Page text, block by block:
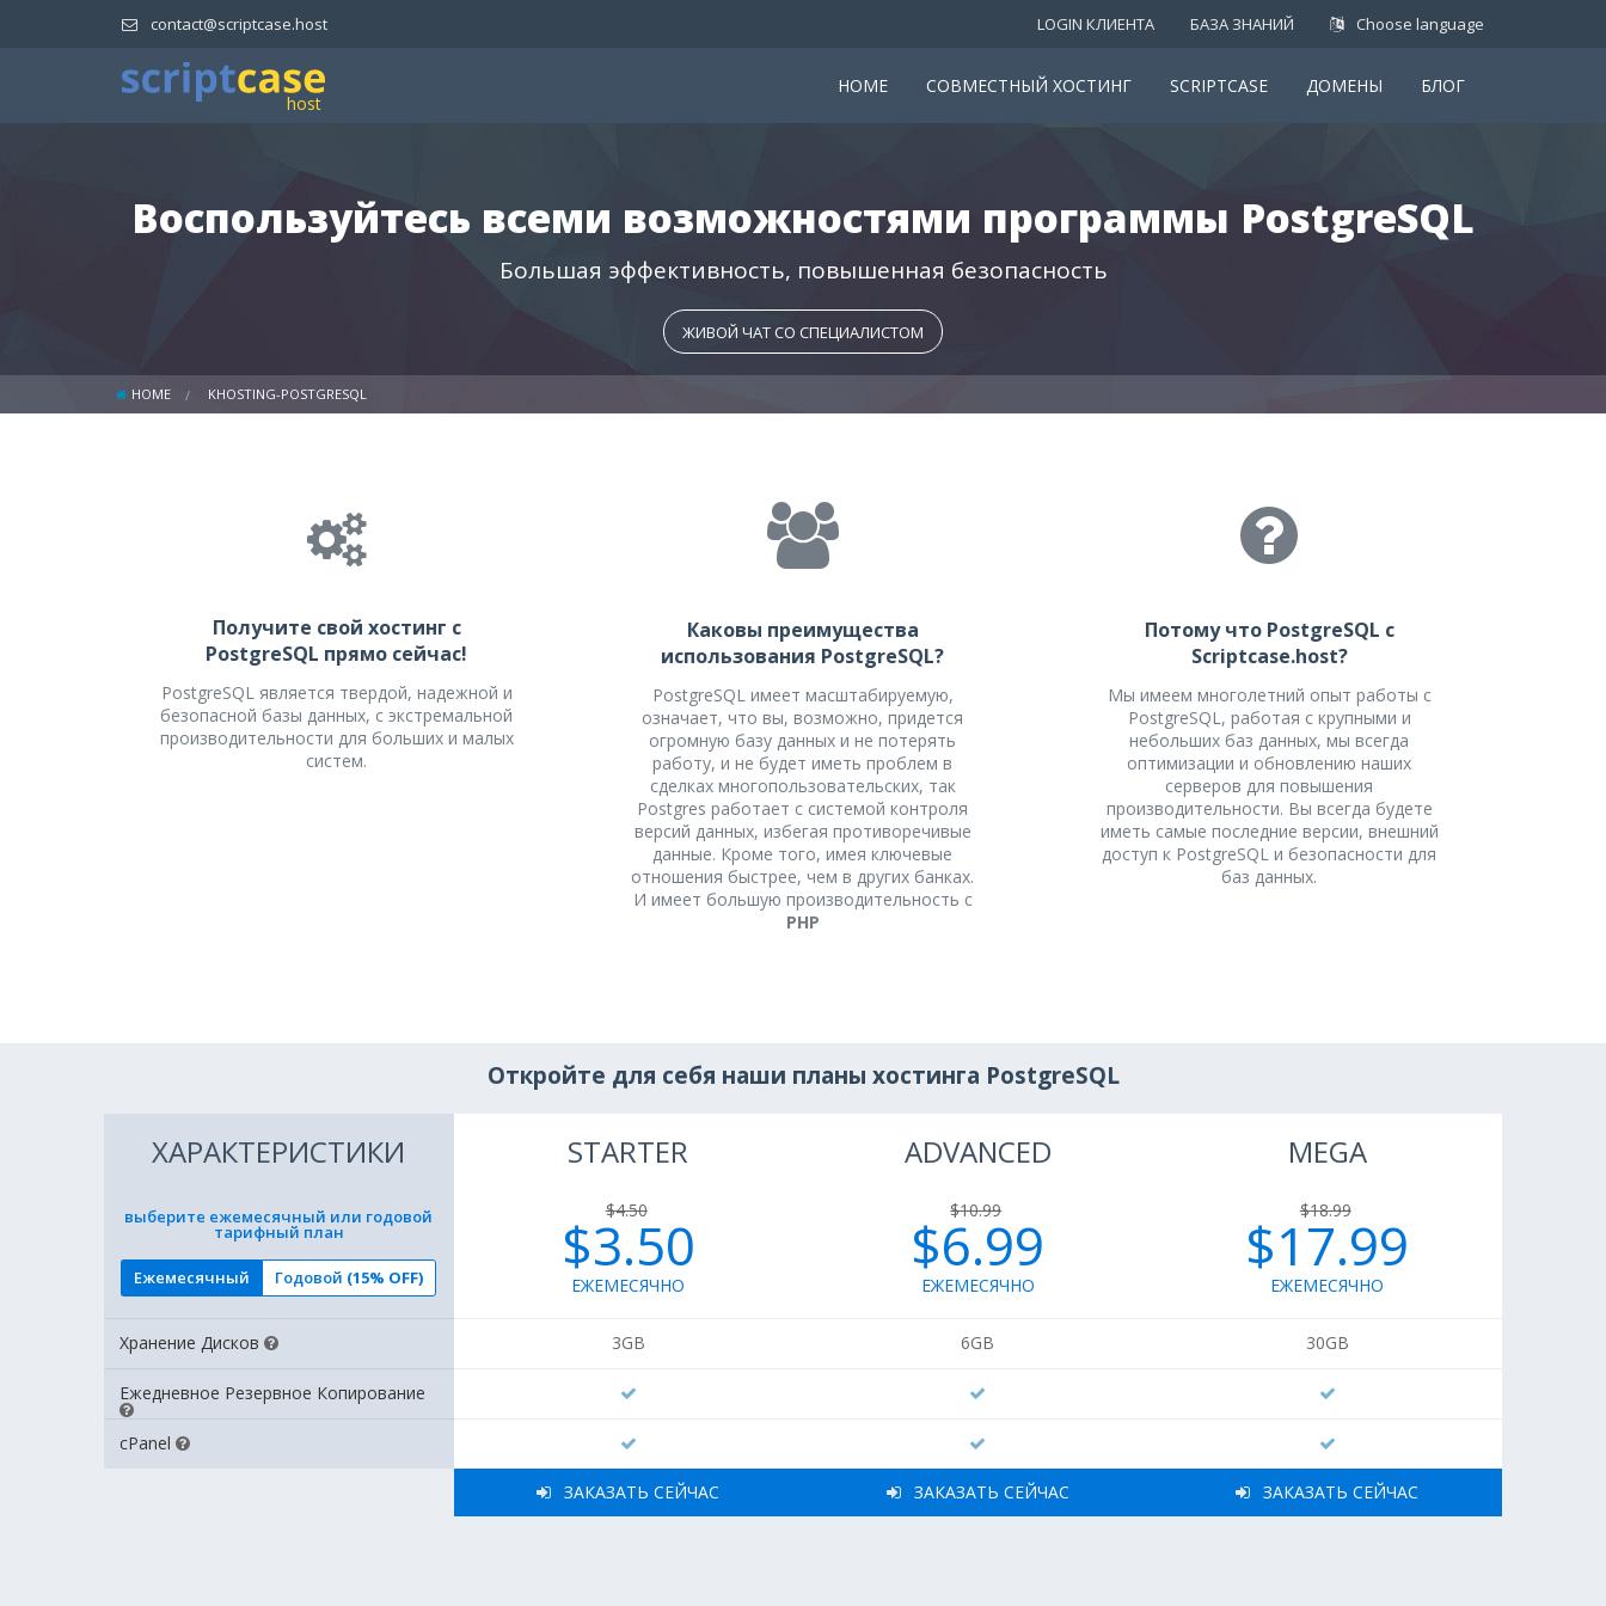
contact@scriptcase.host LOGIN КЛИЕНТА БАЗА ЗНАНИЙ Choose language
HOME СОВМЕСТНЫЙ ХОСТИНГ SCRIPTCASE ДОМЕНЫ БЛОГ
Воспользуйтесь всеми возможностями программы PostgreSQL
Большая эффективность, повышенная безопасность
ЖИВОЙ ЧАТ СО СПЕЦИАЛИСТОМ
HOME KHOSTING-POSTGRESQL
Получите свой хостинг с
PostgreSQL прямо сейчас!
PostgreSQL является твердой, надежной и
безопасной базы данных, с экстремальной
производительности для больших и малых
систем.
Каковы преимущества
использования PostgreSQL?
PostgreSQL имеет масштабируемую,
означает, что вы, возможно, придется
огромную базу данных и не потерять
работу, и не будет иметь проблем в
сделках многопользовательских, так
Postgres работает с системой контроля
версий данных, избегая противоречивые
данные. Кроме того, имея ключевые
отношения быстрее, чем в других банках.
И имеет большую производительность с
PHP
Потому что PostgreSQL с
Scriptcase.host?
Мы имеем многолетний опыт работы с
PostgreSQL, работая с крупными и
небольших баз данных, мы всегда
оптимизации и обновлению наших
серверов для повышения
производительности. Вы всегда будете
иметь самые последние версии, внешний
доступ к PostgreSQL и безопасности для
баз данных.
Откройте для себя наши планы хостинга PostgreSQL
ХАРАКТЕРИСТИКИ
выберите ежемесячный или годовой
тарифный план
Ежемесячный Годовой (15% OFF)
Хранение Дисков
Ежедневное Резервное Копирование
cPanel
STARTER
$4.50
$3.50
ЕЖЕМЕСЯЧНО
3GB
ЗАКАЗАТЬ СЕЙЧАС
ADVANCED
$10.99
$6.99
ЕЖЕМЕСЯЧНО
6GB
ЗАКАЗАТЬ СЕЙЧАС
MEGA
$18.99
$17.99
ЕЖЕМЕСЯЧНО
30GB
ЗАКАЗАТЬ СЕЙЧАС